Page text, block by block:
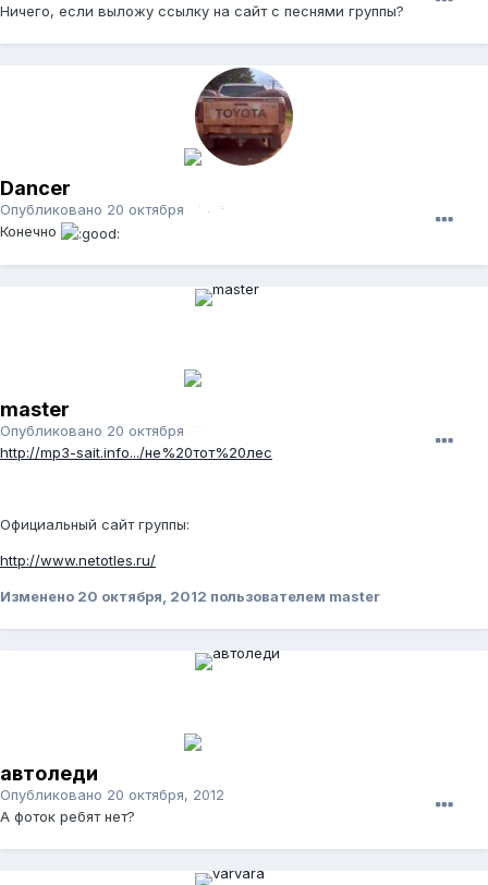
Ничего, если выложу ссылку на сайт с песнями группы?
Dancer
Опубликовано 20 октября, 2012
Конечно
master
Опубликовано 20 октября, 2012
http://mp3-sait.info.../не%20тот%20лес
Официальный сайт группы:
http://www.netotles.ru/
Изменено 20 октября, 2012 пользователем master
автоледи
Опубликовано 20 октября, 2012
А фоток ребят нет?